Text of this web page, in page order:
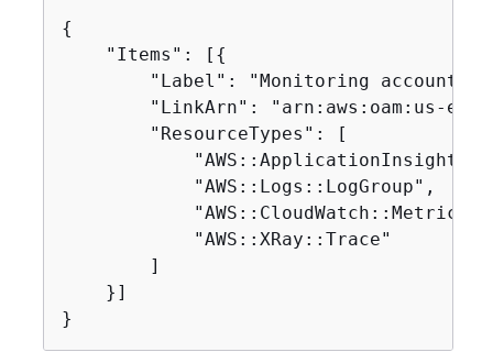
{
    "Items": [
{
        "Label": "Monitoring account",
"LinkArn": "arn:aws:oam:us-
        "ResourceTypes": [
            "AWS::Logs::LogGroup",
            "AWS::CloudWatch::Metric",
            "AWS::XRay::Trace"
        ]
    }]
}